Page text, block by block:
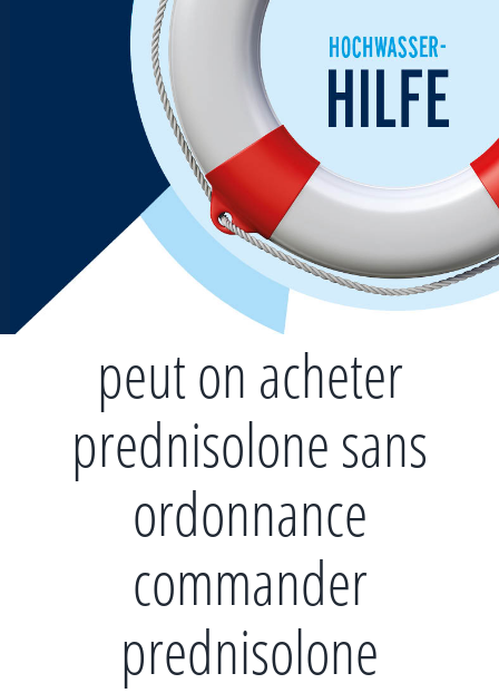
peut on acheter
prednisolone sans
ordonnance
commander
prednisolone